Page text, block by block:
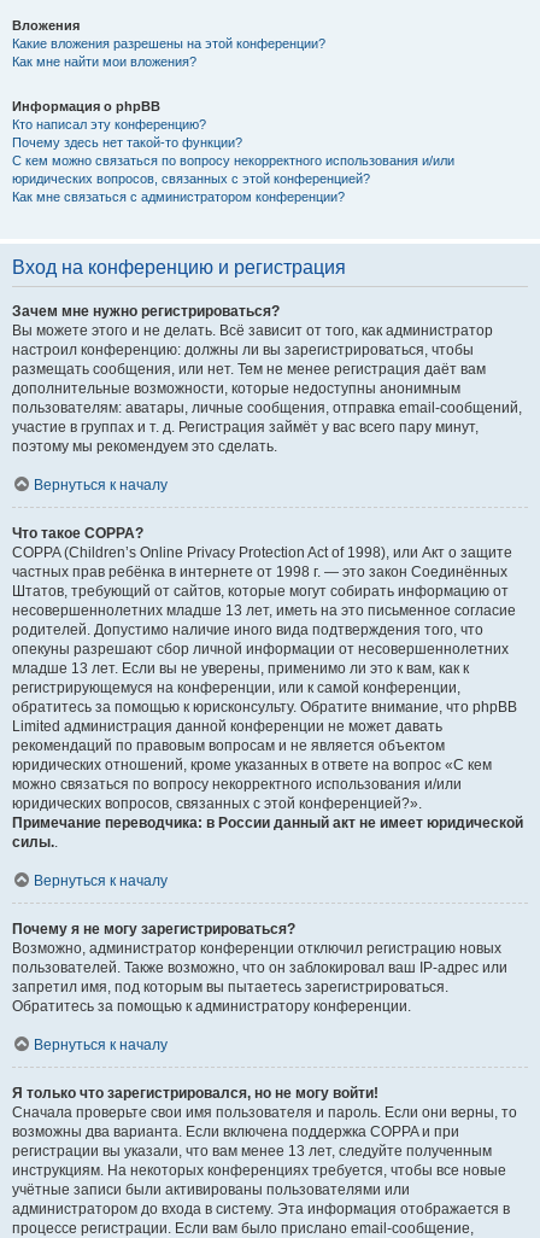
Вложения
Какие вложения разрешены на этой конференции?
Как мне найти мои вложения?
Информация о phpBB
Кто написал эту конференцию?
Почему здесь нет такой-то функции?
С кем можно связаться по вопросу некорректного использования и/или
юридических вопросов, связанных с этой конференцией?
Как мне связаться с администратором конференции?
Вход на конференцию и регистрация
Зачем мне нужно регистрироваться?
Вы можете этого и не делать. Всё зависит от того, как администратор
настроил конференцию: должны ли вы зарегистрироваться, чтобы
размещать сообщения, или нет. Тем не менее регистрация даёт вам
дополнительные возможности, которые недоступны анонимным
пользователям: аватары, личные сообщения, отправка email-сообщений,
участие в группах и т. д. Регистрация займёт у вас всего пару минут,
поэтому мы рекомендуем это сделать.
Вернуться к началу
Что такое COPPA?
COPPA (Children’s Online Privacy Protection Act of 1998), или Акт о защите
частных прав ребёнка в интернете от 1998 г. — это закон Соединённых
Штатов, требующий от сайтов, которые могут собирать информацию от
несовершеннолетних младше 13 лет, иметь на это письменное согласие
родителей. Допустимо наличие иного вида подтверждения того, что
опекуны разрешают сбор личной информации от несовершеннолетних
младше 13 лет. Если вы не уверены, применимо ли это к вам, как к
регистрирующемуся на конференции, или к самой конференции,
обратитесь за помощью к юрисконсульту. Обратите внимание, что phpBB
Limited администрация данной конференции не может давать
рекомендаций по правовым вопросам и не является объектом
юридических отношений, кроме указанных в ответе на вопрос «С кем
можно связаться по вопросу некорректного использования и/или
юридических вопросов, связанных с этой конференцией?».
Примечание переводчика: в России данный акт не имеет юридической
силы..
Вернуться к началу
Почему я не могу зарегистрироваться?
Возможно, администратор конференции отключил регистрацию новых
пользователей. Также возможно, что он заблокировал ваш IP-адрес или
запретил имя, под которым вы пытаетесь зарегистрироваться.
Обратитесь за помощью к администратору конференции.
Вернуться к началу
Я только что зарегистрировался, но не могу войти!
Сначала проверьте свои имя пользователя и пароль. Если они верны, то
возможны два варианта. Если включена поддержка COPPA и при
регистрации вы указали, что вам менее 13 лет, следуйте полученным
инструкциям. На некоторых конференциях требуется, чтобы все новые
учётные записи были активированы пользователями или
администратором до входа в систему. Эта информация отображается в
процессе регистрации. Если вам было прислано email-сообщение,